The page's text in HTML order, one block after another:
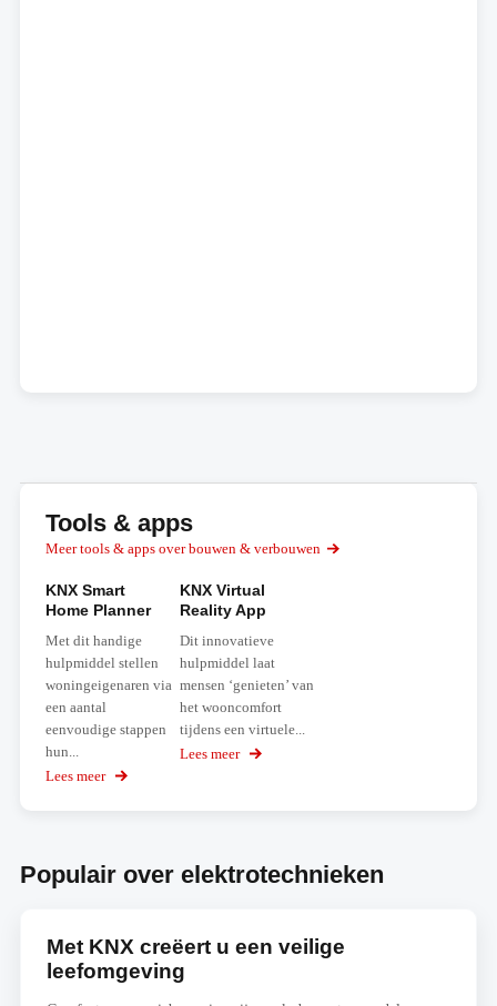
Tools & apps
Meer tools & apps over bouwen & verbouwen
KNX Smart
Home Planner
Met dit handige
hulpmiddel stellen
woningeigenaren via
een aantal
eenvoudige stappen
hun...
Lees meer over
KNX Virtual
Reality App
Dit innovatieve
hulpmiddel laat
mensen ‘genieten’ van
het wooncomfort
tijdens een virtuele...
Lees meer over
Populair over elektrotechnieken
Met KNX creëert u een veilige
leefomgeving